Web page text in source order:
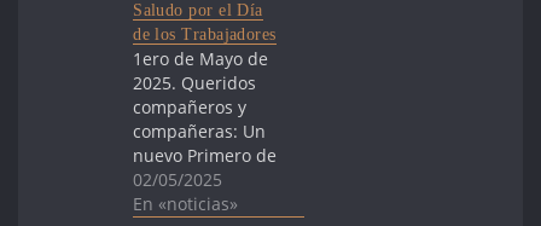
calles,
movilizados junto
a la clase obrera,
el movimiento
estudiantil y el
pueblo en
general. Hoy
saludamos y
agradecemos al
Saludo por el Día
de los Trabajadores
1ero de Mayo de
2025. Queridos
compañeros y
compañeras: Un
nuevo Primero de
Mayo nos
encuentra, una
02/05/2025
En «noticias»